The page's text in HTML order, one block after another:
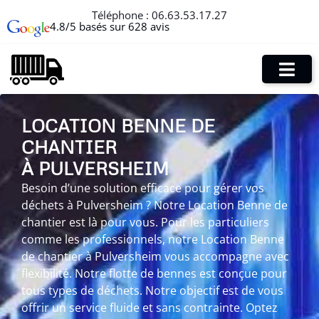
Téléphone : 06.63.53.17.27
4.8/5 basés sur 628 avis
LOCATION BENNE DE
CHANTIER
À PULVERSHEIM
Besoin d’une solution efficace pour gérer vos
déchets à Pulversheim ? Notre Location Benne de
chantier est là pour vous. Pour les particuliers
comme les professionnels, notre Location Benne
de chantier à Pulversheim vous accompagne avec
flexibilité. Notre flotte de bennes est conçue pour
tous types de déchets. Notre objectif est de vous
offrir un service fluide et sans contrainte. Optez